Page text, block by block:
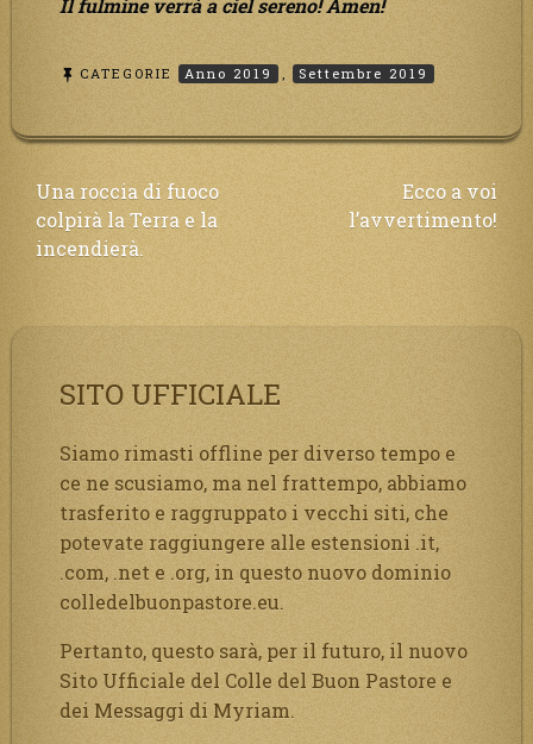
Il fulmine verrà a ciel sereno! Amen!
CATEGORIE Anno 2019 , Settembre 2019
Navigazione
articoli
Una roccia di fuoco
colpirà la Terra e la
incendierà.
Ecco a voi
l’avvertimento!
SITO UFFICIALE
Siamo rimasti offline per diverso tempo e
ce ne scusiamo, ma nel frattempo, abbiamo
trasferito e raggruppato i vecchi siti, che
potevate raggiungere alle estensioni .it,
.com, .net e .org, in questo nuovo dominio
colledelbuonpastore.eu.
Pertanto, questo sarà, per il futuro, il nuovo
Sito Ufficiale del Colle del Buon Pastore e
dei Messaggi di Myriam.